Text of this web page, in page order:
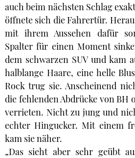
auch beim nächsten Schlag
öffnete sich die Fahrertür.
mit ihrem Aussehen dafür
Spalter für einen Moment
dem schwarzen SUV und kam
halblange Haare, eine helle
Rock trug sie. Anscheinend
die fehlenden Abdrücke von BH
verrieten. Nicht zu jung und
echter Hingucker. Mit einem
kam sie näher.
„Das sieht aber sehr geübt